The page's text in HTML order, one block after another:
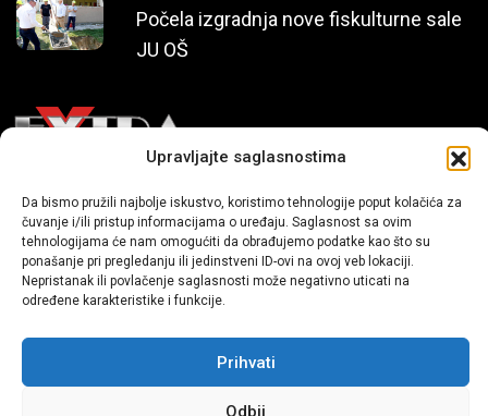
Upravljajte saglasnostima
Da bismo pružili najbolje iskustvo, koristimo tehnologije poput kolačića za
čuvanje i/ili pristup informacijama o uređaju. Saglasnost sa ovim
tehnologijama će nam omogućiti da obrađujemo podatke kao što su
ponašanje pri pregledanju ili jedinstveni ID-ovi na ovoj veb lokaciji.
Nepristanak ili povlačenje saglasnosti može negativno uticati na
određene karakteristike i funkcije.
Prihvati
Odbij
Počela izgradnja nove fiskulturne sale
JU OŠ
Mi smo moderni portal zabavnog karaktera koji donosi vijesti i
priče iz života, svijeta showbiza, lifestyle-a i popularne kulture.
Sva prava zadržana | extra.ba by profm.ba